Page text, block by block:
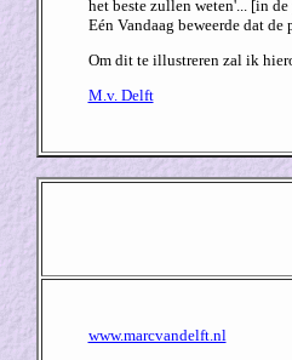
het beste zullen weten'... [in
Eén Vandaag beweerde dat
Om dit te illustreren zal ik
M.v. Delft
www.marcvandelft.nl